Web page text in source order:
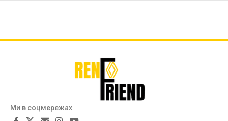
Ми в соцмережах